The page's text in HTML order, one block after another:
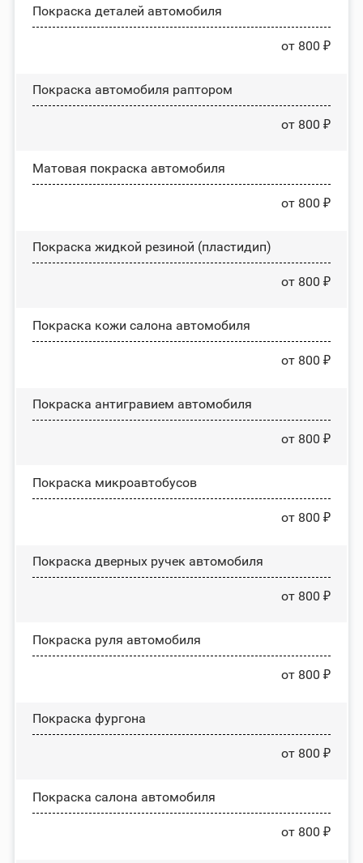
Покраска деталей автомобиля
от 800 ₽
Покраска автомобиля раптором
от 800 ₽
Матовая покраска автомобиля
от 800 ₽
Покраска жидкой резиной (пластидип)
от 800 ₽
Покраска кожи салона автомобиля
от 800 ₽
Покраска антигравием автомобиля
от 800 ₽
Покраска микроавтобусов
от 800 ₽
Покраска дверных ручек автомобиля
от 800 ₽
Покраска руля автомобиля
от 800 ₽
Покраска фургона
от 800 ₽
Покраска салона автомобиля
от 800 ₽